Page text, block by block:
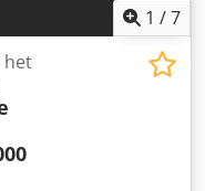
prestaties werken,
dankzij hun
constructie. Er
rupssystemen met
en secundaire
apparatuur voor
in één chassis en
De totale
1 /7
het